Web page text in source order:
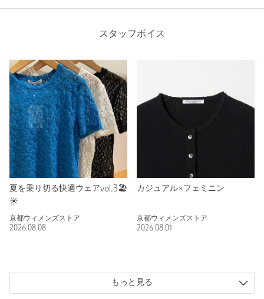
スタッフボイス
夏を乗り切る快適ウェアvol.3🏖
☀️
京都ウィメンズストア
2026.08.08
カジュアル×フェミニン
京都ウィメンズストア
2026.08.01
もっと見る